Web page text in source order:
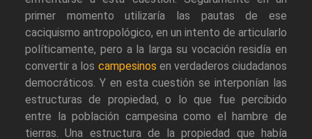
primer momento utilizaría las pautas de ese
caciquismo antropológico, en un intento de articularlo
políticamente, pero a la larga su vocación residía en
convertir a los campesinos en verdaderos ciudadanos
democráticos. Y en esta cuestión se interponían las
estructuras de propiedad, o lo que fue percibido
entre la población campesina como el hambre de
tierras. Una estructura de la propiedad que había